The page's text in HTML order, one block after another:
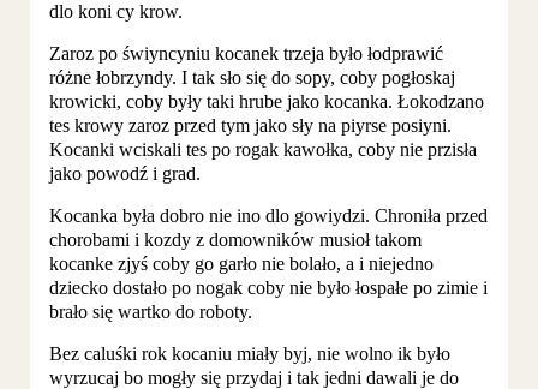
dlo koni cy krow.
Zaroz po świyncyniu kocanek trzeja było łodprawić
różne łobrzyndy. I tak sło się do sopy, coby pogłoskaj
krowicki, coby były taki hrube jako kocanka. Łokodzano
tes krowy zaroz przed tym jako sły na piyrse posiyni.
Kocanki wciskali tes po rogak kawołka, coby nie przisła
jako powodź i grad.
Kocanka była dobro nie ino dlo gowiydzi. Chroniła przed
chorobami i kozdy z domowników musioł takom
kocanke zjyś coby go garło nie bolało, a i niejedno
dziecko dostało po nogak coby nie było łospałe po zimie i
brało się wartko do roboty.
Bez caluśki rok kocaniu miały byj, nie wolno ik było
wyrzucaj bo mogły się przydaj i tak jedni dawali je do